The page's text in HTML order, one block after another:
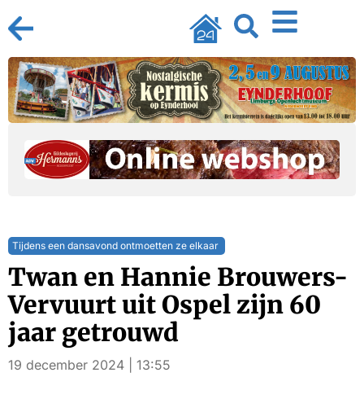
Tijdens een dansavond ontmoetten ze elkaar
Twan en Hannie Brouwers-
Vervuurt uit Ospel zijn 60
jaar getrouwd
19 december 2024 | 13:55